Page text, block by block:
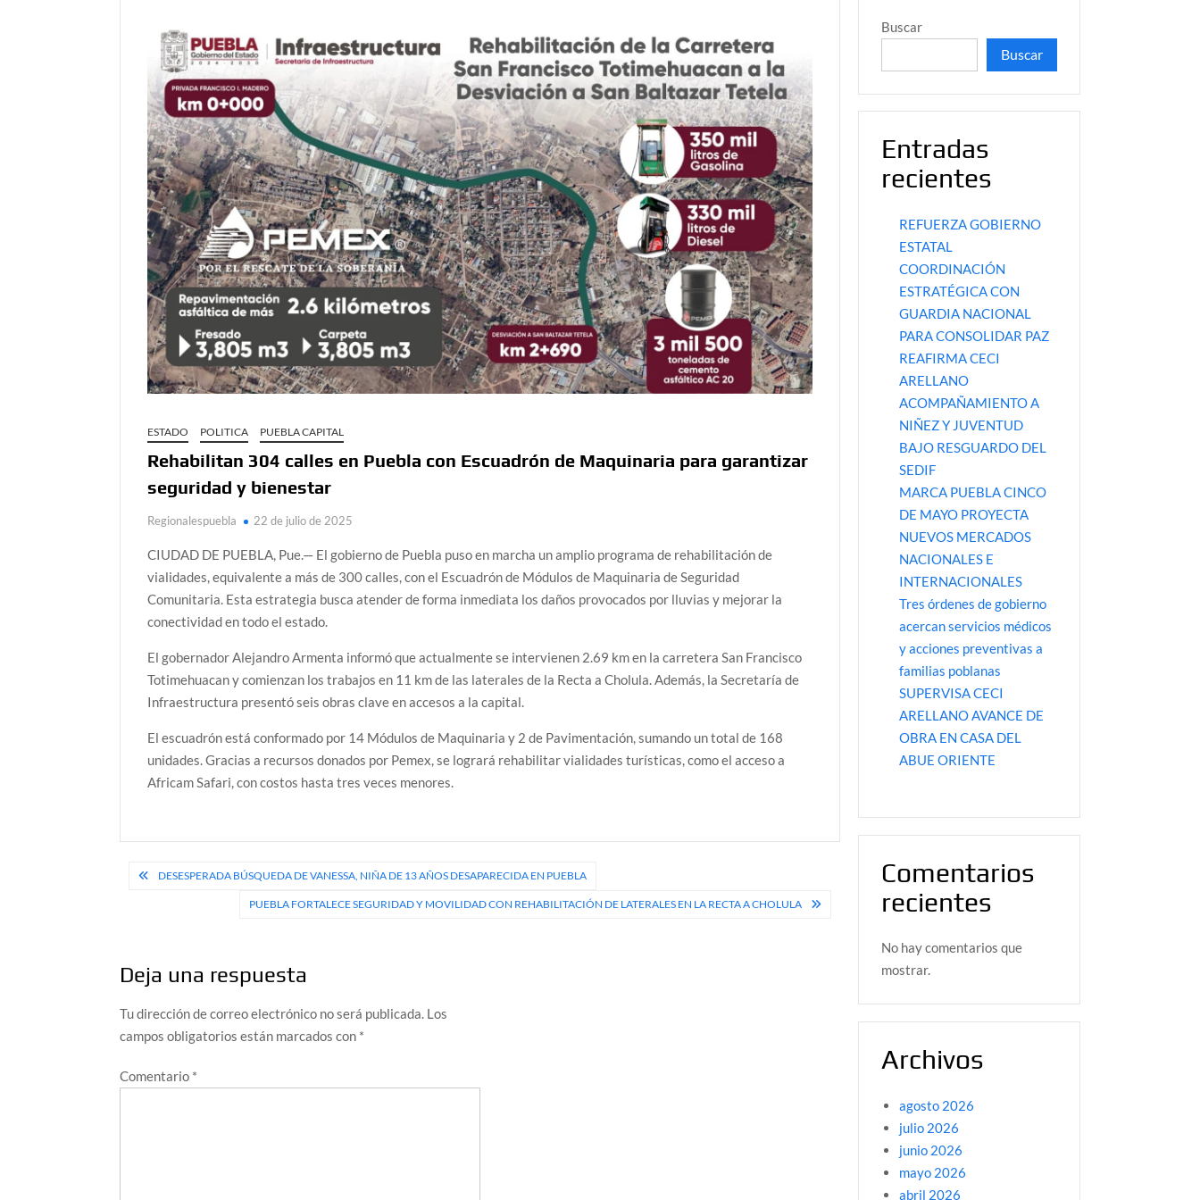
ESTADO POLITICA PUEBLA CAPITAL
Rehabilitan 304 calles en Puebla con Escuadrón de Maquinaria para garantizar
seguridad y bienestar
Regionalespuebla 22 de julio de 2025
CIUDAD DE PUEBLA, Pue.— El gobierno de Puebla puso en marcha un amplio programa de rehabilitación de
vialidades, equivalente a más de 300 calles, con el Escuadrón de Módulos de Maquinaria de Seguridad
Comunitaria. Esta estrategia busca atender de forma inmediata los daños provocados por lluvias y mejorar la
conectividad en todo el estado.
El gobernador Alejandro Armenta informó que actualmente se intervienen 2.69 km en la carretera San Francisco
Totimehuacan y comienzan los trabajos en 11 km de las laterales de la Recta a Cholula. Además, la Secretaría de
Infraestructura presentó seis obras clave en accesos a la capital.
El escuadrón está conformado por 14 Módulos de Maquinaria y 2 de Pavimentación, sumando un total de 168
unidades. Gracias a recursos donados por Pemex, se logrará rehabilitar vialidades turísticas, como el acceso a
Africam Safari, con costos hasta tres veces menores.
Navegación
DESESPERADA BÚSQUEDA DE VANESSA, NIÑA DE 13 AÑOS DESAPARECIDA EN PUEBLA
PUEBLA FORTALECE SEGURIDAD Y MOVILIDAD CON REHABILITACIÓN DE LATERALES EN LA RECTA A CHOLULA
Deja una respuesta
Tu dirección de correo electrónico no será publicada. Los
campos obligatorios están marcados con *
Comentario *
Buscar
Buscar
Entradas
recientes
REFUERZA GOBIERNO
ESTATAL
COORDINACIÓN
ESTRATÉGICA CON
GUARDIA NACIONAL
PARA CONSOLIDAR PAZ
REAFIRMA CECI
ARELLANO
ACOMPAÑAMIENTO A
NIÑEZ Y JUVENTUD
BAJO RESGUARDO DEL
SEDIF
MARCA PUEBLA CINCO
DE MAYO PROYECTA
NUEVOS MERCADOS
NACIONALES E
INTERNACIONALES
Tres órdenes de gobierno
acercan servicios médicos
y acciones preventivas a
familias poblanas
SUPERVISA CECI
ARELLANO AVANCE DE
OBRA EN CASA DEL
ABUE ORIENTE
Comentarios
recientes
No hay comentarios que
mostrar.
Archivos
agosto 2026
julio 2026
junio 2026
mayo 2026
abril 2026